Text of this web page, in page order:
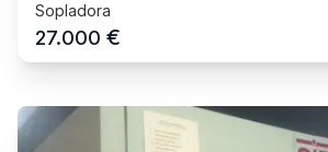
Sopladora
27.000 €